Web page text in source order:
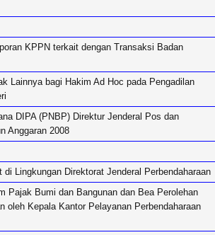
KPPN terkait dengan Transaksi Badan
Lainnya bagi Hakim Ad Hoc pada Pengadilan
DIPA (PNBP) Direktur Jenderal Pos dan
Anggaran 2008
di Lingkungan Direktorat Jenderal Perbendaharaan
Pajak Bumi dan Bangunan dan Bea Perolehan
oleh Kepala Kantor Pelayanan Perbendaharaan